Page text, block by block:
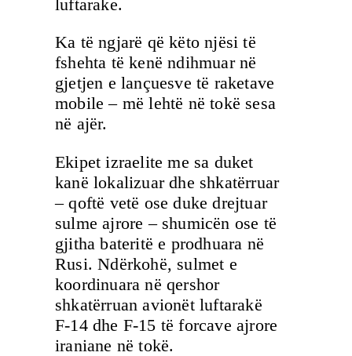
luftarake.
Ka të ngjarë që këto njësi të
fshehta të kenë ndihmuar në
gjetjen e lançuesve të raketave
mobile – më lehtë në tokë sesa
në ajër.
Ekipet izraelite me sa duket
kanë lokalizuar dhe shkatërruar
– qoftë vetë ose duke drejtuar
sulme ajrore – shumicën ose të
gjitha bateritë e prodhuara në
Rusi. Ndërkohë, sulmet e
koordinuara në qershor
shkatërruan avionët luftarakë
F-14 dhe F-15 të forcave ajrore
iraniane në tokë.